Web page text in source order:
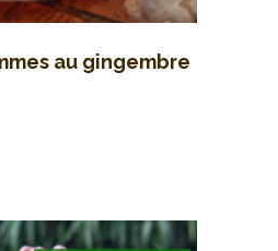
au gingembre